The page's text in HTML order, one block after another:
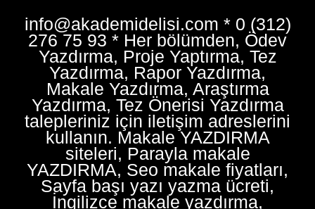
info@akademidelisi.com * 0 (312)
276 75 93 * Her bölümden, Ödev
Yazdırma, Proje Yaptırma, Tez
Yazdırma, Rapor Yazdırma,
Makale Yazdırma, Araştırma
Yazdırma, Tez Önerisi Yazdırma
talepleriniz için iletişim adreslerini
kullanın. Makale YAZDIRMA
siteleri, Parayla makale
YAZDIRMA, Seo makale fiyatları,
Sayfa başı yazı yazma ücreti,
İngilizce makale yazdırma,